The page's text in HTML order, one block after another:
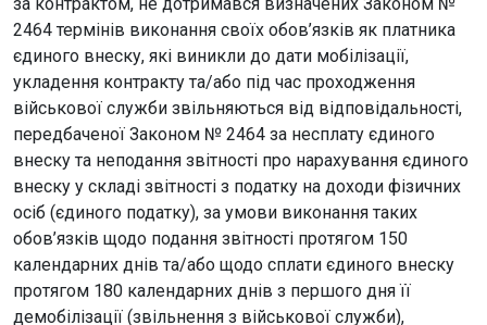
2464 термінів виконання своїх обов’язків як платника
єдиного внеску, які виникли до дати мобілізації,
укладення контракту та/або під час проходження
військової служби звільняються від відповідальності,
передбаченої Законом № 2464 за несплату єдиного
внеску та неподання звітності про нарахування єдиного
внеску у складі звітності з податку на доходи фізичних
осіб (єдиного податку), за умови виконання таких
обов’язків щодо подання звітності протягом 150
календарних днів та/або щодо сплати єдиного внеску
протягом 180 календарних днів з першого дня її
демобілізації (звільнення з військової служби),